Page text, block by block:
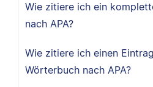
Wie zitiere ich ein
nach APA?
Wie zitiere ich einen
Wörterbuch nach APA?